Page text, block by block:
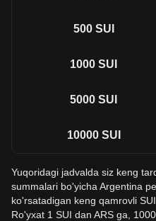
500 SUI
1000 SUI
5000 SUI
10000 SUI
Yuqoridagi jadvalda siz keng
summalari bo'yicha Argentina
ko'rsatadigan keng qamrovli
Ro'yxat 1 SUI dan ARS ga,